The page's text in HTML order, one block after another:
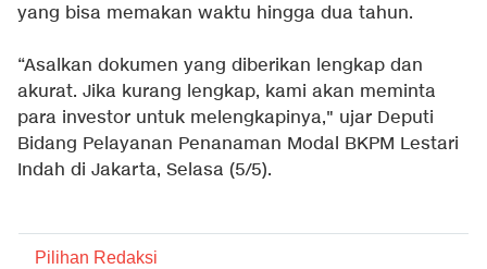
yang bisa memakan waktu hingga dua tahun.
“Asalkan dokumen yang diberikan lengkap dan
akurat. Jika kurang lengkap, kami akan meminta
para investor untuk melengkapinya," ujar Deputi
Bidang Pelayanan Penanaman Modal BKPM Lestari
Indah di Jakarta, Selasa (5/5).
Pilihan Redaksi